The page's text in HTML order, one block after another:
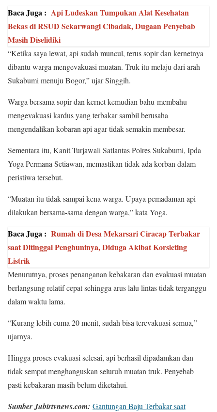
Baca Juga : Api Ludeskan Tumpukan Alat Kesehatan
Bekas di RSUD Sekarwangi Cibadak, Dugaan Penyebab
Masih Diselidiki
“Ketika saya lewat, api sudah muncul, terus sopir dan kernetnya
dibantu warga mengevakuasi muatan. Truk itu melaju dari arah
Sukabumi menuju Bogor,” ujar Singgih.
Warga bersama sopir dan kernet kemudian bahu-membahu
mengevakuasi kardus yang terbakar sambil berusaha
mengendalikan kobaran api agar tidak semakin membesar.
Sementara itu, Kanit Turjawali Satlantas Polres Sukabumi, Ipda
Yoga Permana Setiawan, memastikan tidak ada korban dalam
peristiwa tersebut.
“Muatan itu tidak sampai kena warga. Upaya pemadaman api
dilakukan bersama-sama dengan warga,” kata Yoga.
Baca Juga : Rumah di Desa Mekarsari Ciracap Terbakar
saat Ditinggal Penghuninya, Diduga Akibat Korsleting
Listrik
Menurutnya, proses penanganan kebakaran dan evakuasi muatan
berlangsung relatif cepat sehingga arus lalu lintas tidak terganggu
dalam waktu lama.
“Kurang lebih cuma 20 menit, sudah bisa terevakuasi semua,”
ujarnya.
Hingga proses evakuasi selesai, api berhasil dipadamkan dan
tidak sempat menghanguskan seluruh muatan truk. Penyebab
pasti kebakaran masih belum diketahui.
Sumber Jubirtvnews.com: Gantungan Baju Terbakar saat